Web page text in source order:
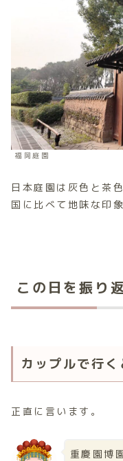
福岡庭園
日本庭園は灰色と茶
国に比べて地味な印
この日を振り
カップルで行
正直に言います。
重慶園博